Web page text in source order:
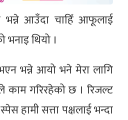
आउँदा चाहिँ आफूलाई
थियो ।
भन्ने आयो भने मेरा लागि
काम गरिरहेको छ । रिजल्ट
हामी सत्ता पक्षलाई भन्दा